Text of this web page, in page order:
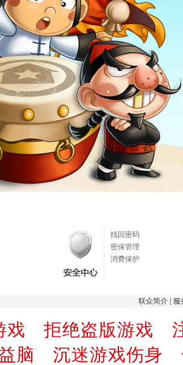
找回密码
密保管理
消费保护
联众简介| 服
戏 拒绝盗版游戏
脑 沉迷游戏伤身